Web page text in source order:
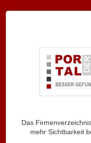
Das
mehr Sichtbarkeit